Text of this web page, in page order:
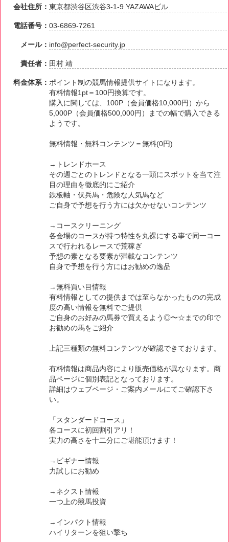
会社住所：東京都渋谷区渋谷3-1-9 YAZAWAビル
電話番号：03-6869-7261
メール： info@perfect-security.jp
責任者： 田村 靖
料金体系： ポイント制の競馬情報提供サイトになります。
有料情報1pt＝100円換算です。
購入に関しては、100P（会員価格10,000円）から
5,000P（会員価格500,000円）までの幅で購入できる
ようです。
無料情報・無料コンテンツ＝無料(0円)
→トレンドホース
その週ごとのトレンドとなる一頭にスポットを当て注
目の理由を徹底的にご紹介
鉄板軸・伏兵馬・危険な人気馬など
ご自身で予想を行う方には欠かせないコンテンツ
→コースクリーニング
各会場のコースが持つ特性を丸裸にする事で同一コー
スで行われるレースで荒稼ぎ
予想の素となる要素が満載なコンテンツ
自身で予想を行う方にはお勧めの逸品
→無料買い目情報
有料情報としての提供までは至らなかったものの完成
度の高い情報を無料でご提供
ご自身のお好みの馬券で買えるよう◎〜☆までの印で
お勧めの馬をご紹介
上記三種類の無料コンテンツが確認できております。
有料情報は商品内容により販売価格が異なります。商
品ページに個別表記となっております。
詳細はウェブページ・ご案内メールにてご確認下さ
い。
「スタンダードコース」
各コースに初回割引アリ！
実力の高さを十二分にご堪能頂けます！
→ビギナー情報
力試しにお勧め
→ネクスト情報
一つ上の競馬投資
→インパクト情報
ハイリターンを狙い撃ち